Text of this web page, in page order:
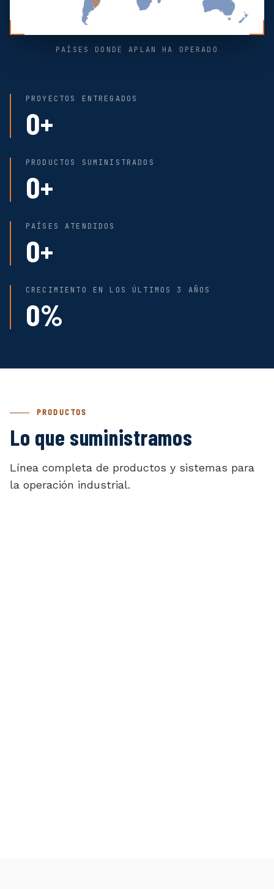
PAÍSES DONDE APLAN HA OPERADO
PROYECTOS ENTREGADOS
0+
PRODUCTOS SUMINISTRADOS
0+
PAÍSES ATENDIDOS
0+
CRECIMIENTO EN LOS ÚLTIMOS 3 AÑOS
0%
PRODUCTOS
Lo que suministramos
Línea completa de productos y sistemas para
la operación industrial.